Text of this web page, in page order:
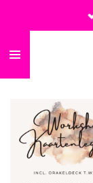
direct
naar